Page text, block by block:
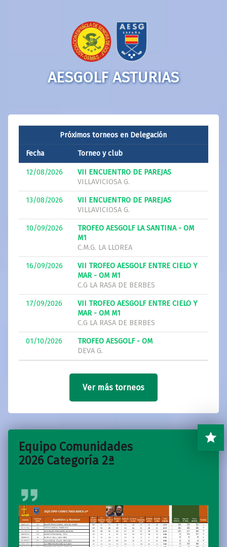
AESGOLF ASTURIAS
Próximos torneos en Delegación
Fecha Torneo y club
12/08/2026
VII ENCUENTRO DE PAREJAS
VILLAVICIOSA G.
13/08/2026
VII ENCUENTRO DE PAREJAS
VILLAVICIOSA G.
10/09/2026
TROFEO AESGOLF LA SANTINA - OM
M1
C.M.G. LA LLOREA
16/09/2026
VII TROFEO AESGOLF ENTRE CIELO Y
MAR - OM M1
C.G LA RASA DE BERBES
17/09/2026
VII TROFEO AESGOLF ENTRE CIELO Y
MAR - OM M1
C.G LA RASA DE BERBES
01/10/2026
TROFEO AESGOLF - OM
DEVA G.
Ver más torneos
Equipo Comunidades
2026 Categoría 2ª